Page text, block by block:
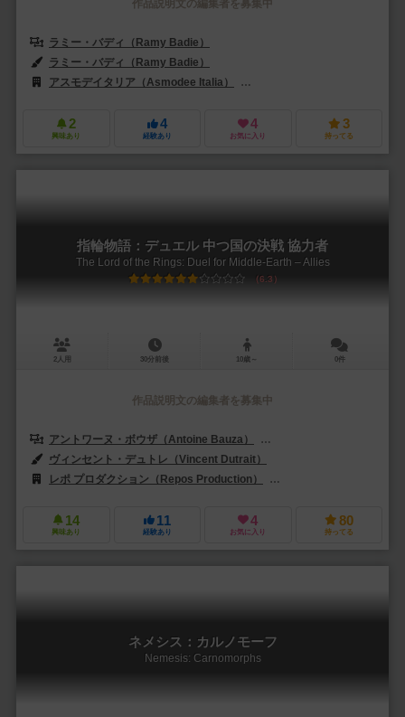
作品説明文の編集者を募集中
ラミー・バディ（Ramy Badie）
ラミー・バディ（Ramy Badie）
アスモデイタリア（Asmodee Italia）
2
興味あり
4
経験あり
4
お気に入り
3
持ってる
指輪物語：デュエル 中つ国の決戦 協力者
The Lord of the Rings: Duel for Middle-Earth – Allies
6.3
2人用 30分前後 10歳～ 0件
作品説明文の編集者を募集中
アントワーヌ・ボウザ（Antoine Bauza）
ヴィンセント・デュトレ（Vincent Dutrait）
レポ プロダクション（Repos Production）
14
興味あり
11
経験あり
4
お気に入り
80
持ってる
ネメシス：カルノモーフ
Nemesis: Carnomorphs